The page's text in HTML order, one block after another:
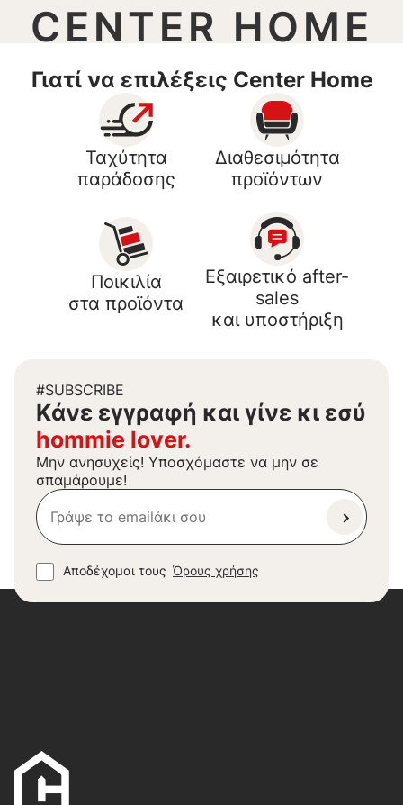
CENTER HOME
Γιατί να επιλέξεις Center Home
Ταχύτητα
παράδοσης
Διαθεσιμότητα
προϊόντων
Ποικιλία
στα προϊόντα
Εξαιρετικό after-
sales
και υποστήριξη
#SUBSCRIBE
Kάνε εγγραφή και γίνε κι εσύ
hommie lover.
Μην ανησυχείς! Υποσχόμαστε να μην σε
σπαμάρουμε!
Αποδέχομαι τους Όρους χρήσης